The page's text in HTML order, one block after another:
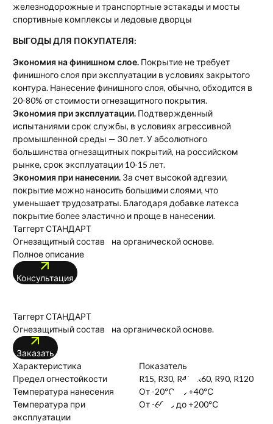
железнодорожные и транспортные эстакады и мосты
спортивные комплексы и ледовые дворцы
ВЫГОДЫ ДЛЯ ПОКУПАТЕЛЯ:
Экономия на финишном слое. Покрытие не требует
финишного слоя при эксплуатации в условиях закрытого
контура. Нанесение финишного слоя, обычно, обходится в
20-80% от стоимости огнезащитного покрытия.
Экономия при эксплуатации. Подтвержденный
испытаниями срок службы, в условиях агрессивной
промышленной среды — 30 лет. У абсолютного
большинства огнезащитных покрытий, на российском
рынке, срок эксплуатации 10-15 лет.
Экономия при нанесении. За счет высокой адгезии,
покрытие можно наносить большими слоями, что
уменьшает трудозатраты. Благодаря добавке латекса
покрытие более эластично и проще в нанесении.
Таггерт СТАНДАРТ
Огнезащитный состав на органической основе.
Полное описание
Консультация
Таггерт СТАНДАРТ
Огнезащитный состав на органической основе.
Заказать
Характеристика
Показатель
Предел огнестойкости
R15, R30, R45, R60, R90, R120
Температура нанесения
От -20℃ до +40℃
Температура при
эксплуатации
От -60℃ до +200℃